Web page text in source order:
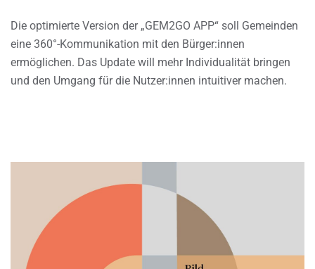
Die optimierte Version der „GEM2GO APP“ soll Gemeinden
eine 360°-Kommunikation mit den Bürger:innen
ermöglichen. Das Update will mehr Individualität bringen
und den Umgang für die Nutzer:innen intuitiver machen.